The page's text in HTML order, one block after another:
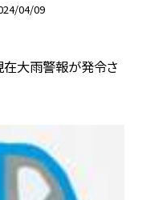
04/09
在大雨警報が発令さ